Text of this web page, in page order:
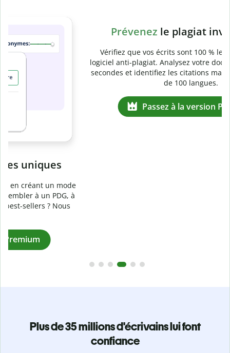
Prévenez
Vérifiez que vos écrits sont 100 % les vôtres grâce au
logiciel anti-plagiat. Analysez votre document en quelques
secondes et identifiez les citations manquantes dans plus
Plus de 35 millions d'écrivains lui font
confiance